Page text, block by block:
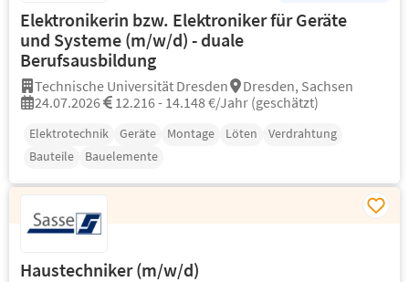
Elektronikerin bzw. Elektroniker für Geräte
und Systeme (m/w/d) - duale
Berufsausbildung
Technische Universität Dresden
Dresden, Sachsen
24.07.2026
12.216 - 14.148 €/Jahr (geschätzt)
Elektrotechnik Geräte Montage Löten
Verdrahtung
Bauteile
Bauelemente
Haustechniker (m/w/d)